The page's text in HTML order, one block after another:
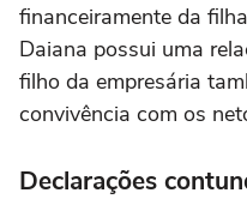
financeiramente da
Daiana possui uma
filho da empresária
convivência com os
Declarações